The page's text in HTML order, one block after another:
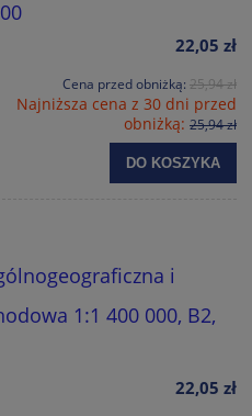
22,05 zł
Cena przed obniżką: 25,94 zł
Najniższa cena z 30 dni przed
obniżką: 25,94 zł
DO KOSZYKA
i
1:1 400 000, B2,
22,05 zł